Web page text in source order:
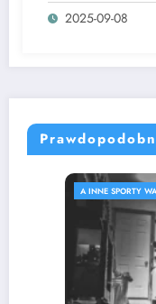
2025-09-08
A INNE SPORTY WALKI